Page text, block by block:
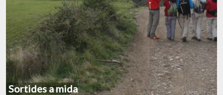
Sortides a mida